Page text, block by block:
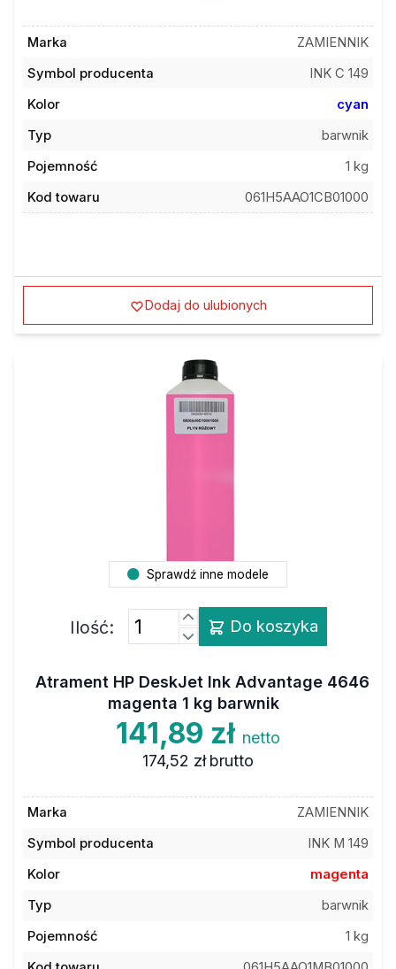
Marka
ZAMIENNIK
Symbol producenta
INK C 149
Kolor
cyan
Typ
barwnik
Pojemność
1 kg
Kod towaru
061H5AAO1CB01000
Dodaj do ulubionych
Sprawdź inne modele
Ilość: Do koszyka
Atrament HP DeskJet Ink Advantage 4646
magenta 1 kg barwnik
141,89 zł netto
174,52 zł brutto
Marka
ZAMIENNIK
Symbol producenta
INK M 149
Kolor
magenta
Typ
barwnik
Pojemność
1 kg